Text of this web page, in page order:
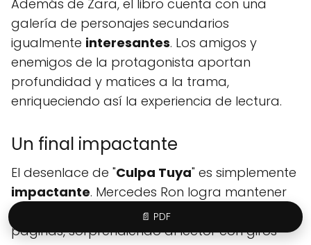
Además de Zara, el libro cuenta con una
galería de personajes secundarios
igualmente interesantes. Los amigos y
enemigos de la protagonista aportan
profundidad y matices a la trama,
enriqueciendo así la experiencia de lectura.
Un final impactante
El desenlace de "Culpa Tuya" es simplemente
impactante. Mercedes Ron logra mantener
el
intrigahasta las últimas
páginas, sorprendiendo al lector con giros
📄 PDF